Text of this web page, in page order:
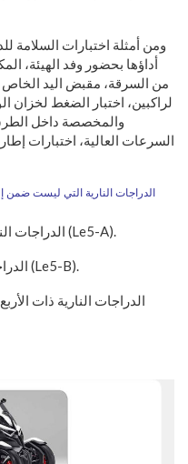
ومن أمثلة اختبارات السلامة
أداؤها بحضور وفد الهيئة،
من السرقة، مقبض اليد الخاص
لراكبين، اختبار الضغط لخزان
والمخصصة داخل
السرعات العالية، اختبارات
الدراجات (Le5-A).
(Le5-B).
الدراجات النارية ذات